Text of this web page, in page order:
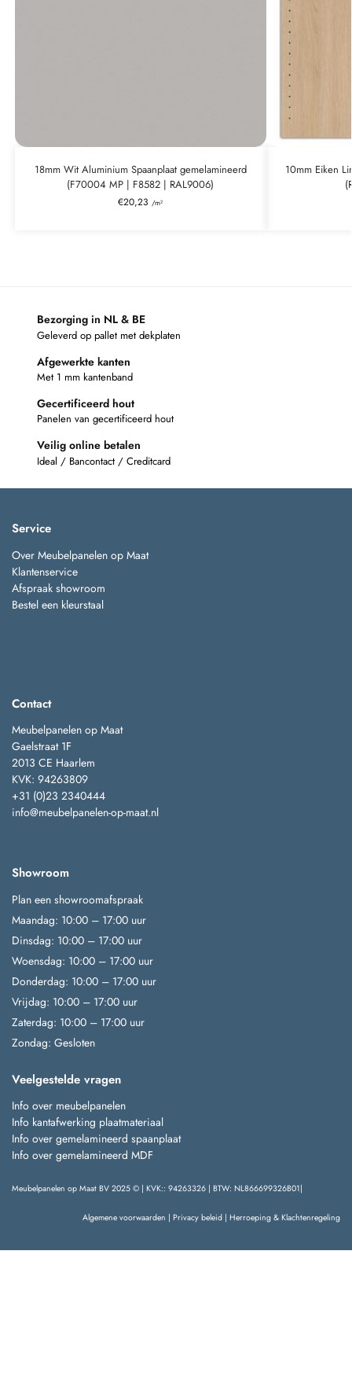
18mm Wit Aluminium Spaanplaat gemelamineerd
(F70004 MP | F8582 | RAL9006)
€20,23 /m²
10mm Eiken
Bezorging in NL & BE
Geleverd op pallet met dekplaten
Afgewerkte kanten
Met 1 mm kantenband
Gecertificeerd hout
Panelen van gecertificeerd hout
Veilig online betalen
Ideal / Bancontact / Creditcard
Service
Over Meubelpanelen op Maat
Klantenservice
Afspraak showroom
Bestel een kleurstaal
Contact
Meubelpanelen op Maat
Gaelstraat 1F
2013 CE Haarlem
KVK: 94263809
+31 (0)23 2340444
info@meubelpanelen-op-maat.nl
Showroom
Plan een showroomafspraak
Maandag: 10:00 – 17:00 uur
Dinsdag: 10:00 – 17:00 uur
Woensdag: 10:00 – 17:00 uur
Donderdag: 10:00 – 17:00 uur
Vrijdag: 10:00 – 17:00 uur
Zaterdag: 10:00 – 17:00 uur
Zondag: Gesloten
Veelgestelde vragen
Info over meubelpanelen
Info kantafwerking plaatmateriaal
Info over gemelamineerd spaanplaat
Info over gemelamineerd MDF
Meubelpanelen op Maat BV 2025 © | KVK:: 94263326 | BTW: NL866699326B01|
Algemene voorwaarden | Privacy beleid | Herroeping & Klachtenregeling